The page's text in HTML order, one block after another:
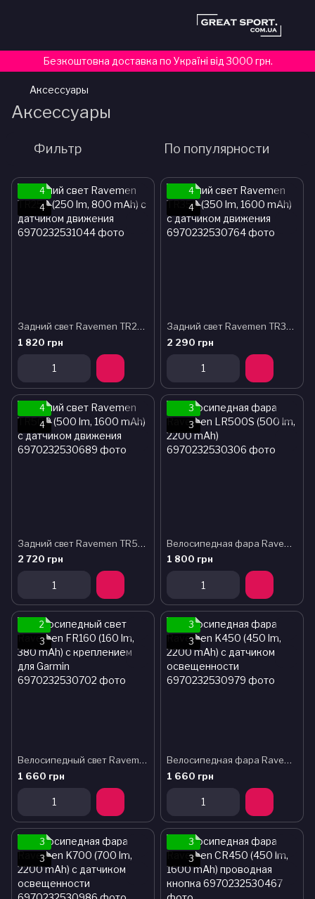
Безкоштовна доставка по Україні від 3000 грн.
Аксессуары
Аксессуары
Фильтр По популярности
4
4
Задний свет Ravemen TR250 (250 lm, 800 mAh) с датчиком движения
1 820 грн
4
4
Задний свет Ravemen TR350 (350 lm, 1600 mAh) с датчиком движения
2 290 грн
4
4
Задний свет Ravemen TR500 (500 lm, 1600 mAh) с датчиком движения
2 720 грн
3
3
Велосипедная фара Ravemen LR500S (500 lm, 2200 mAh)
1 800 грн
2
3
Велосипедный свет Ravemen FR160 (160 lm, 380 mAh) с креплением для Garmin
1 660 грн
3
3
Велосипедная фара Ravemen K450 (450 lm, 2200 mAh) с датчиком освещенности
1 660 грн
3
3
3
3